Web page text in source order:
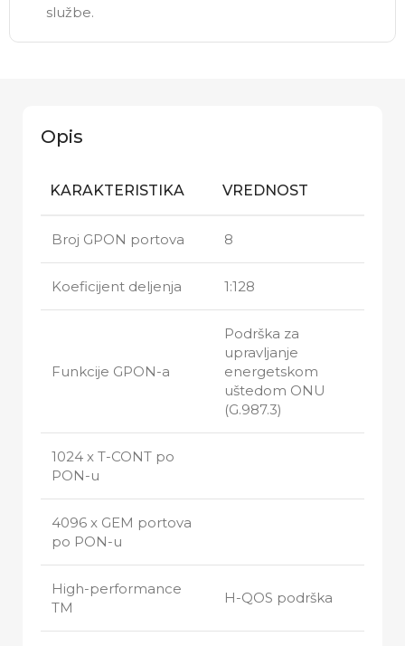
službe.
Opis
KARAKTERISTIKA VREDNOST
Broj GPON portova 8
Koeficijent deljenja 1:128
Funkcije GPON-a
Podrška za
upravljanje
energetskom
uštedom ONU
(G.987.3)
1024 x T-CONT po
PON-u
4096 x GEM portova
po PON-u
High-performance
TM
H-QOS podrška